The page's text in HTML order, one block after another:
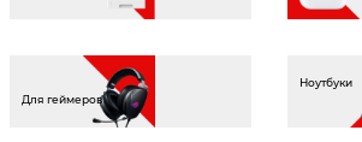
Для геймеров
Ноутбуки